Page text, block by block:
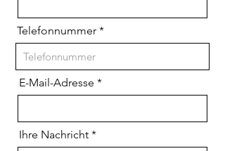
Telefonnummer
E-Mail-Adresse
Ihre Nachricht